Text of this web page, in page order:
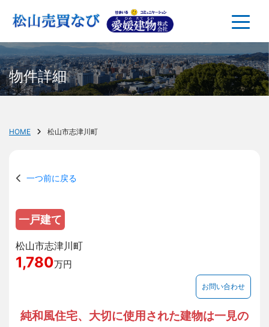
物件詳細
HOME 松山市志津川町
一つ前に戻る
一戸建て
松山市志津川町
1,780万円
お問い合わせ
純和風住宅、大切に使用された建物は一見の